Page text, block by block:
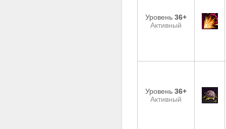
Уровень 36+
Активный
Уровень 36+
Активный